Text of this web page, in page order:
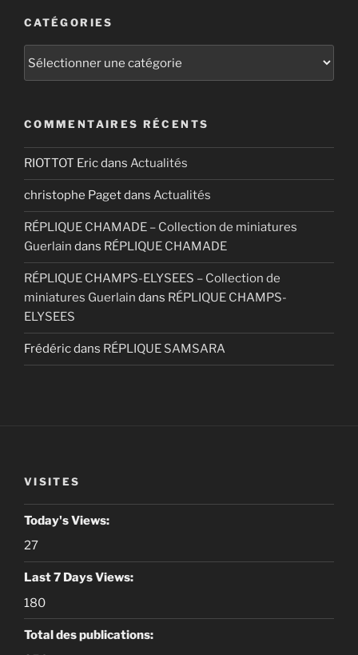
CATÉGORIES
COMMENTAIRES RÉCENTS
RIOTTOT Ericdans Actualités
christophe Pagetdans Actualités
RÉPLIQUE CHAMADE – Collection de miniatures
Guerlain dans RÉPLIQUE CHAMADE
RÉPLIQUE CHAMPS-ELYSEES – Collection de
miniatures Guerlain dans RÉPLIQUE CHAMPS-
ELYSEES
Frédéricdans RÉPLIQUE SAMSARA
VISITES
Today's Views:
27
Last 7 Days Views:
180
Total des publications: